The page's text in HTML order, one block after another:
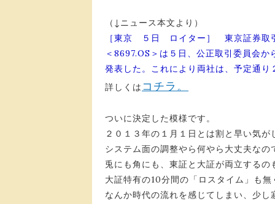
（↓ニュース本文より）
［東京 ５日 ロイター］ 東京証券取
＜8697.OS＞は５日、公正取引委員会か
発表した。これにより両社は、予定通
詳しくは コチラ。
ついに決定した模様です。
２０１３年の１月１日とは割と早い気が
システム面の調整やら何やら大丈夫なの
兎にも角にも、東証と大証が両立する
大証特有の10分間の「ロスタイム」も無
なんか時代の流れを感じてしまい、少し